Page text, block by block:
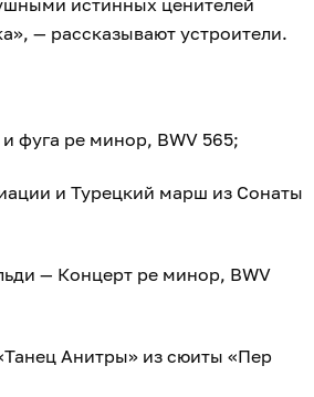
— рассказывают устроители.
фуга ре минор, BWV 565;
и Турецкий марш из Сонаты
— Концерт ре минор, BWV
Анитры» из сюиты «Пер